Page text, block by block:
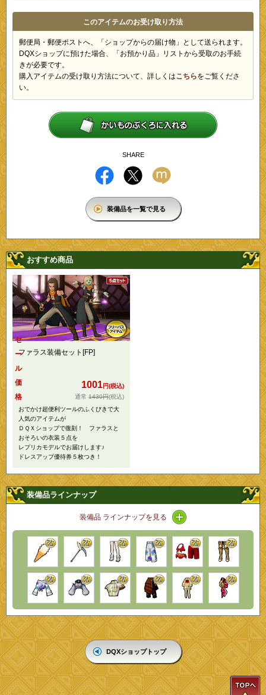
このアイテムのお受け取り方法
郵便局・郵便ポストへ、「ショップからの届け物」として送られます。
DQXショップに預けた場合、「お預かり品」リストから受取のお手続
きが必要です。
購入アイテムの受け取り方法について、詳しくはこちらをご覧くださ
い。
SHARE
装備品を一覧で見る
おすすめ商品
ファラス装備セット[FP]
セ
ー
ル
価
格
1001円(税込)
1430円(税込)
おでかけ超便利ツールのふくびきで大
人気のアイテムが
ＤＱＸショップで復刻！ ファラスと
おそろいの衣装５点を
レプリカモデルでお届けします♪
ドレスアップ優待券５枚つき！
装備品ラインナップ
装備品 ラインナップを見る アイコン / ラインナッ
DQXショップトップ